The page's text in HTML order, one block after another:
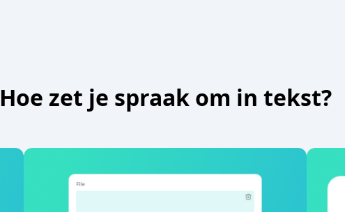
Hoe zet je spraak om in tekst?